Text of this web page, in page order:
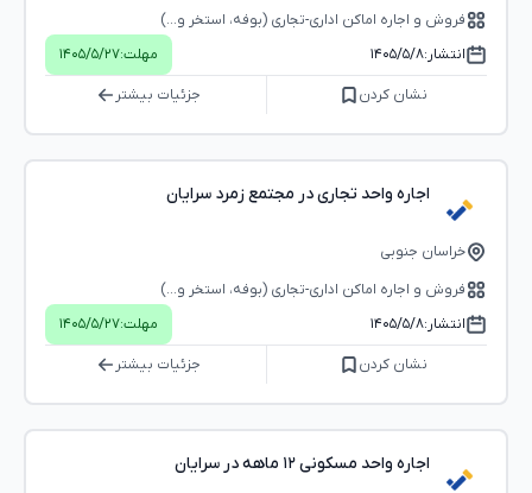
فروش و اجاره اماکن اداری-تجاری (بوفه، استخر و...)
انتشار:۱۴۰۵/۵/۸ مهلت:۱۴۰۵/۵/۲۷
نشان کردن جزئیات بیشتر
اجاره واحد تجاری در مجتمع زمرد سرایان
خراسان جنوبی
فروش و اجاره اماکن اداری-تجاری (بوفه، استخر و...)
انتشار:۱۴۰۵/۵/۸ مهلت:۱۴۰۵/۵/۲۷
نشان کردن جزئیات بیشتر
اجاره واحد مسکونی ۱۲ ماهه در سرایان